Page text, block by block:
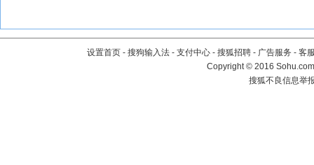
设置首页 - 搜狗输入法 - 支付中心 - 搜狐招聘 - 广告服务 - 客
Copyright©2016
搜狐不良信息举